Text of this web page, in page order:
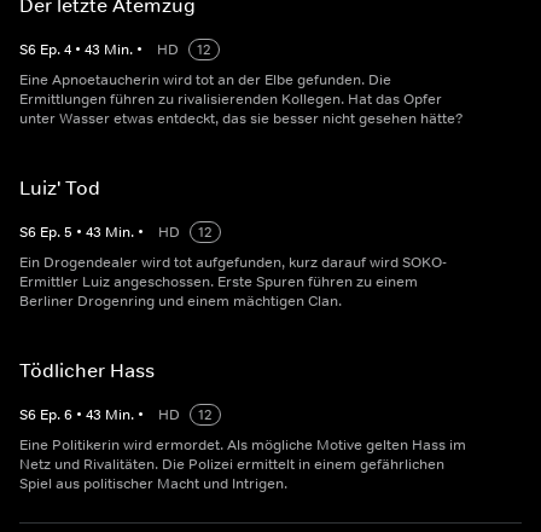
Der letzte Atemzug
S6 Ep.4 • 43 Min. • HD
12
Eine Apnoetaucherin wird tot an der Elbe gefunden. Die
Ermittlungen führen zu rivalisierenden Kollegen. Hat das Opfer
unter Wasser etwas entdeckt, das sie besser nicht gesehen hätte?
Luiz' Tod
S6 Ep.5 • 43 Min. • HD
12
Ein Drogendealer wird tot aufgefunden, kurz darauf wird SOKO-
Ermittler Luiz angeschossen. Erste Spuren führen zu einem
Berliner Drogenring und einem mächtigen Clan.
Tödlicher Hass
S6 Ep.6 • 43 Min. • HD
12
Eine Politikerin wird ermordet. Als mögliche Motive gelten Hass im
Netz und Rivalitäten. Die Polizei ermittelt in einem gefährlichen
Spiel aus politischer Macht und Intrigen.